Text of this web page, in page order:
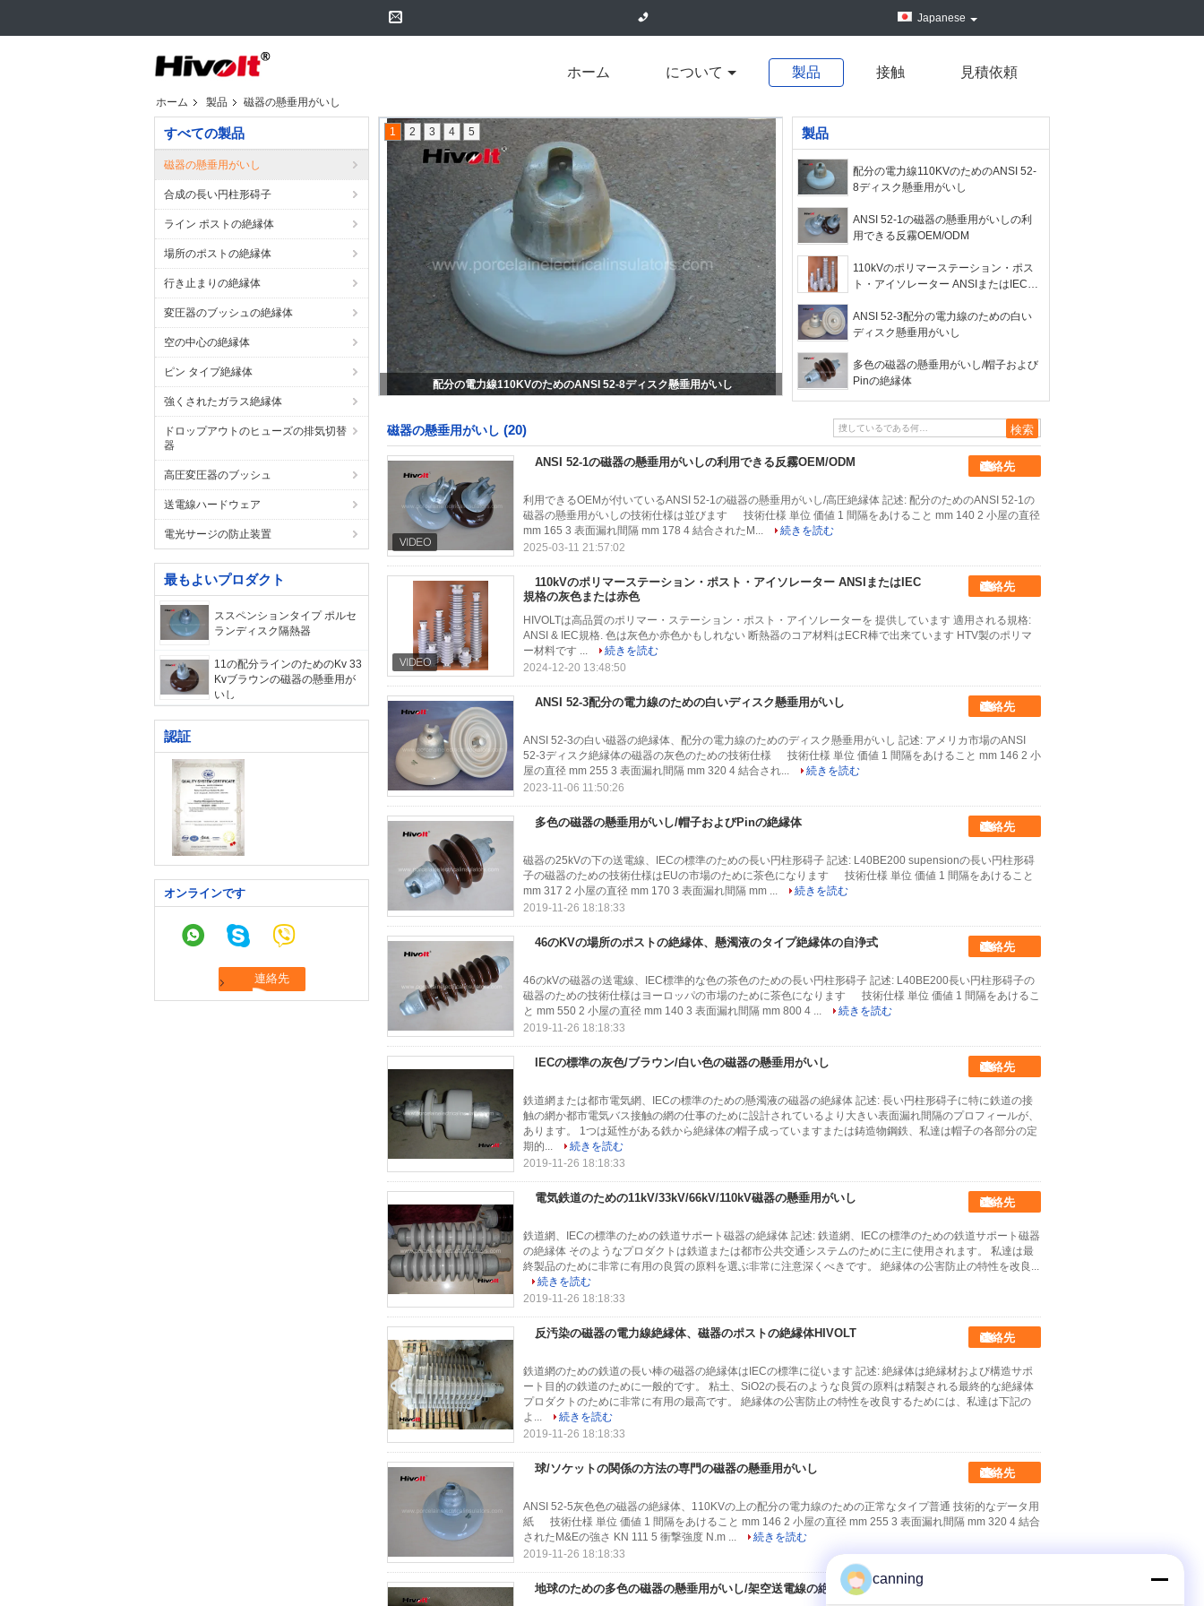
Japanese
ホーム について 製品 接触 見積依頼
ホーム 製品 磁器の懸垂用がいし
すべての製品
磁器の懸垂用がいし
合成の長い円柱形碍子
ライン ポストの絶縁体
場所のポストの絶縁体
行き止まりの絶縁体
変圧器のブッシュの絶縁体
空の中心の絶縁体
ピン タイプ絶縁体
強くされたガラス絶縁体
ドロップアウトのヒューズの排気切替
器
高圧変圧器のブッシュ
送電線ハードウェア
電光サージの防止装置
最もよいプロダクト
ススペンションタイプ ポルセ
ランディスク隔熱器
11の配分ラインのためのKv 33
Kvブラウンの磁器の懸垂用が
いし
認証
オンラインです
配分の電力線110KVのためのANSI 52-8ディスク懸垂用がいし
1 2 3 4 5 製品
配分の電力線110KVのためのANSI 52-
8ディスク懸垂用がいし
ANSI 52-1の磁器の懸垂用がいしの利
用できる反霧OEM/ODM
110kVのポリマーステーション・ポス
ト・アイソレーター ANSIまたはIEC規
ANSI 52-3配分の電力線のための白い
ディスク懸垂用がいし
多色の磁器の懸垂用がいし/帽子および
Pinの絶縁体
磁器の懸垂用がいし (20)
ANSI 52-1の磁器の懸垂用がいしの利用できる反霧OEM/ODM 連絡先
利用できるOEMが付いているANSI 52-1の磁器の懸垂用がいし/高圧絶縁体 記述: 配分のためのANSI 52-1の
磁器の懸垂用がいしの技術仕様は並びます 技術仕様 単位 価値 1 間隔をあけること mm 140 2 小屋の直径
mm 165 3 表面漏れ間隔 mm 178 4 結合されたM...
続きを読む
2025-03-11 21:57:02
110kVのポリマーステーション・ポスト・アイソレーター ANSIまたはIEC
規格の灰色または赤色
連絡先
HIVOLTは高品質のポリマー・ステーション・ポスト・アイソレーターを 提供しています 適用される規格:
ANSI & IEC規格. 色は灰色か赤色かもしれない 断熱器のコア材料はECR棒で出来ています HTV製のポリマ
ー材料です ...
続きを読む
2024-12-20 13:48:50
ANSI 52-3配分の電力線のための白いディスク懸垂用がいし 連絡先
ANSI 52-3の白い磁器の絶縁体、配分の電力線のためのディスク懸垂用がいし 記述: アメリカ市場のANSI
52-3ディスク絶縁体の磁器の灰色のための技術仕様 技術仕様 単位 価値 1 間隔をあけること mm 146 2 小
屋の直径 mm 255 3 表面漏れ間隔 mm 320 4 結合され...
続きを読む
2023-11-06 11:50:26
多色の磁器の懸垂用がいし/帽子およびPinの絶縁体 連絡先
磁器の25kVの下の送電線、IECの標準のための長い円柱形碍子 記述: L40BE200 supensionの長い円柱形碍
子の磁器のための技術仕様はEUの市場のために茶色になります 技術仕様 単位 価値 1 間隔をあけること
mm 317 2 小屋の直径 mm 170 3 表面漏れ間隔 mm ...
続きを読む
2019-11-26 18:18:33
46のKVの場所のポストの絶縁体、懸濁液のタイプ絶縁体の自浄式 連絡先
46のkVの磁器の送電線、IEC標準的な色の茶色のための長い円柱形碍子 記述: L40BE200長い円柱形碍子の
磁器のための技術仕様はヨーロッパの市場のために茶色になります 技術仕様 単位 価値 1 間隔をあけるこ
と mm 550 2 小屋の直径 mm 140 3 表面漏れ間隔 mm 800 4 ...
続きを読む
2019-11-26 18:18:33
IECの標準の灰色/ブラウン/白い色の磁器の懸垂用がいし 連絡先
鉄道網または都市電気網、IECの標準のための懸濁液の磁器の絶縁体 記述: 長い円柱形碍子に特に鉄道の接
触の網か都市電気バス接触の網の仕事のために設計されているより大きい表面漏れ間隔のプロフィールが、
あります。 1つは延性がある鉄から絶縁体の帽子成っていますまたは鋳造物鋼鉄、私達は帽子の各部分の定
期的...
続きを読む
2019-11-26 18:18:33
電気鉄道のための11kV/33kV/66kV/110kV磁器の懸垂用がいし 連絡先
鉄道網、IECの標準のための鉄道サポート磁器の絶縁体 記述: 鉄道網、IECの標準のための鉄道サポート磁器
の絶縁体 そのようなプロダクトは鉄道または都市公共交通システムのために主に使用されます。 私達は最
終製品のために非常に有用の良質の原料を選ぶ非常に注意深くべきです。 絶縁体の公害防止の特性を改良...
続きを読む
2019-11-26 18:18:33
反汚染の磁器の電力線絶縁体、磁器のポストの絶縁体HIVOLT 連絡先
鉄道網のための鉄道の長い棒の磁器の絶縁体はIECの標準に従います 記述: 絶縁体は絶縁材および構造サポ
ート目的の鉄道のために一般的です。 粘土、SiO2の長石のような良質の原料は精製される最終的な絶縁体
プロダクトのために非常に有用の最高です。 絶縁体の公害防止の特性を改良するためには、私達は下記の
よ...
続きを読む
2019-11-26 18:18:33
球/ソケットの関係の方法の専門の磁器の懸垂用がいし 連絡先
ANSI 52-5灰色色の磁器の絶縁体、110KVの上の配分の電力線のための正常なタイプ普通 技術的なデータ用
紙 技術仕様 単位 価値 1 間隔をあけること mm 146 2 小屋の直径 mm 255 3 表面漏れ間隔 mm 320 4 結合
されたM&Eの強さ KN 111 5 衝撃強度 N.m ...
続きを読む
2019-11-26 18:18:33
地球のための多色の磁器の懸垂用がいし/架空送電線の絶縁体は並びます
canning